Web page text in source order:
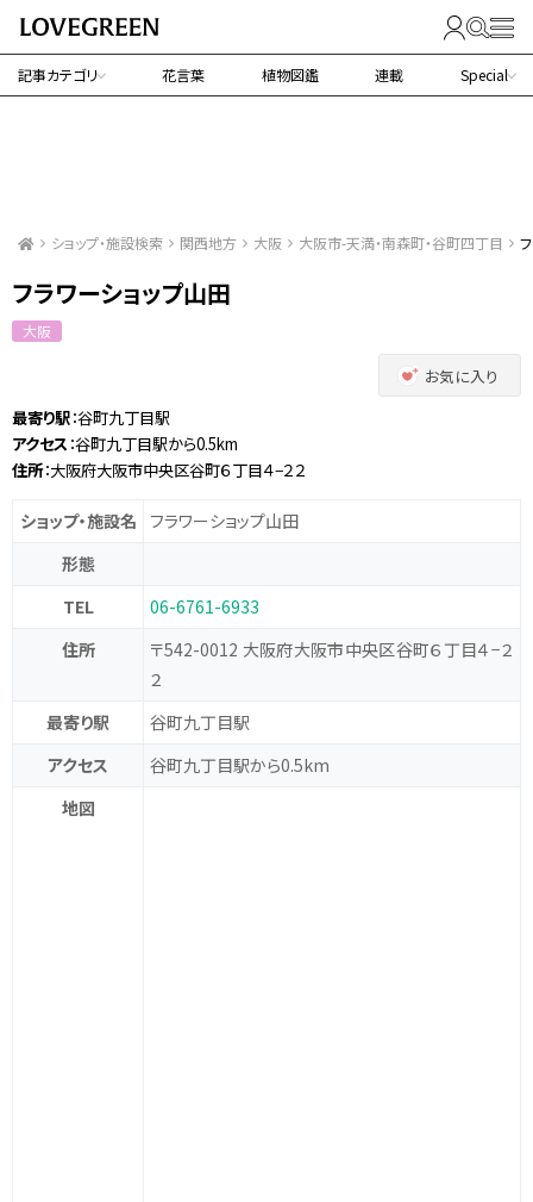
記事カテゴリ 花言葉 植物図鑑 連載 Special
ショップ・施設検索 関西地方 大阪 大阪市-天満・南森町・谷町四丁目
フラワーショップ山田
大阪
お気に入り
最寄り駅：谷町九丁目駅
アクセス ：谷町九丁目駅から0.5km
住所：大阪府大阪市中央区谷町６丁目４−２２
ショップ・施設名
フラワーショップ山田
形態
TEL
06-6761-6933
住所
〒542-0012 大阪府大阪市中央区谷町６丁目４−２
２
最寄り駅
谷町九丁目駅
アクセス
谷町九丁目駅から0.5km
地図